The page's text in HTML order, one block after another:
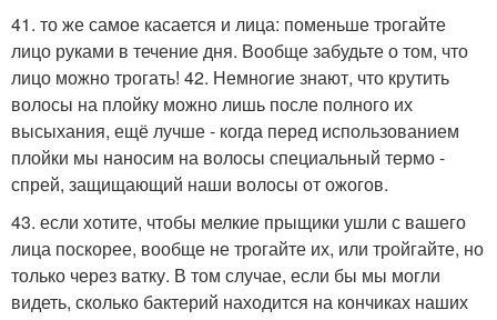
41. то же самое касается и лица: поменьше трогайте
лицо руками в течение дня. Вообще забудьте о том, что
лицо можно трогать! 42. Немногие знают, что крутить
волосы на плойку можно лишь после полного их
высыхания, ещё лучше - когда перед использованием
плойки мы наносим на волосы специальный термо -
спрей, защищающий наши волосы от ожогов.
43. если хотите, чтобы мелкие прыщики ушли с вашего
лица поскорее, вообще не трогайте их, или тройгайте, но
только через ватку. В том случае, если бы мы могли
видеть, сколько бактерий находится на кончиках наших